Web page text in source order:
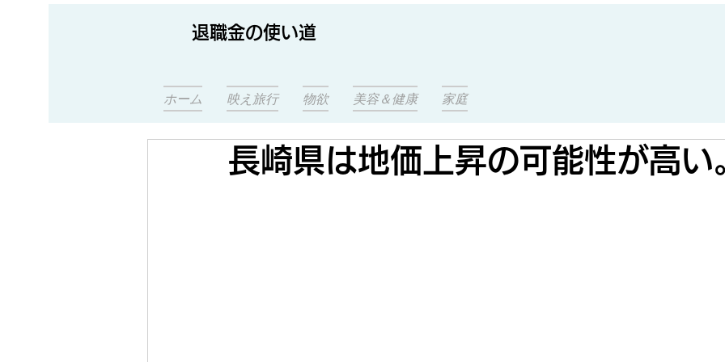
退職金の使い道
ホーム 映え旅行 物欲 美容＆健康 家庭
長崎県は地価上昇の可能性が高い